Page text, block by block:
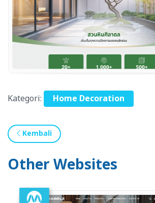
Kategori: Home Decoration
Kembali
Other Websites